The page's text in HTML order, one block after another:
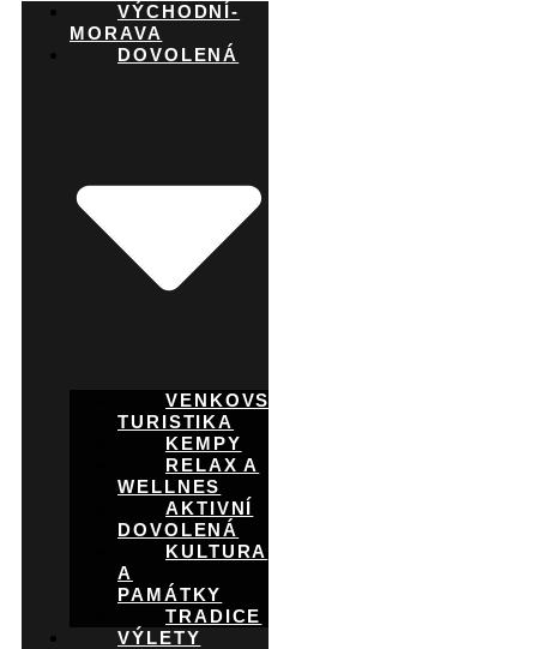
VÝCHODNÍ-
MORAVA
DOVOLENÁ
VENKOVSKÁ
TURISTIKA
KEMPY
RELAX A
WELLNES
AKTIVNÍ
DOVOLENÁ
KULTURA
A
PAMÁTKY
TRADICE
VÝLETY